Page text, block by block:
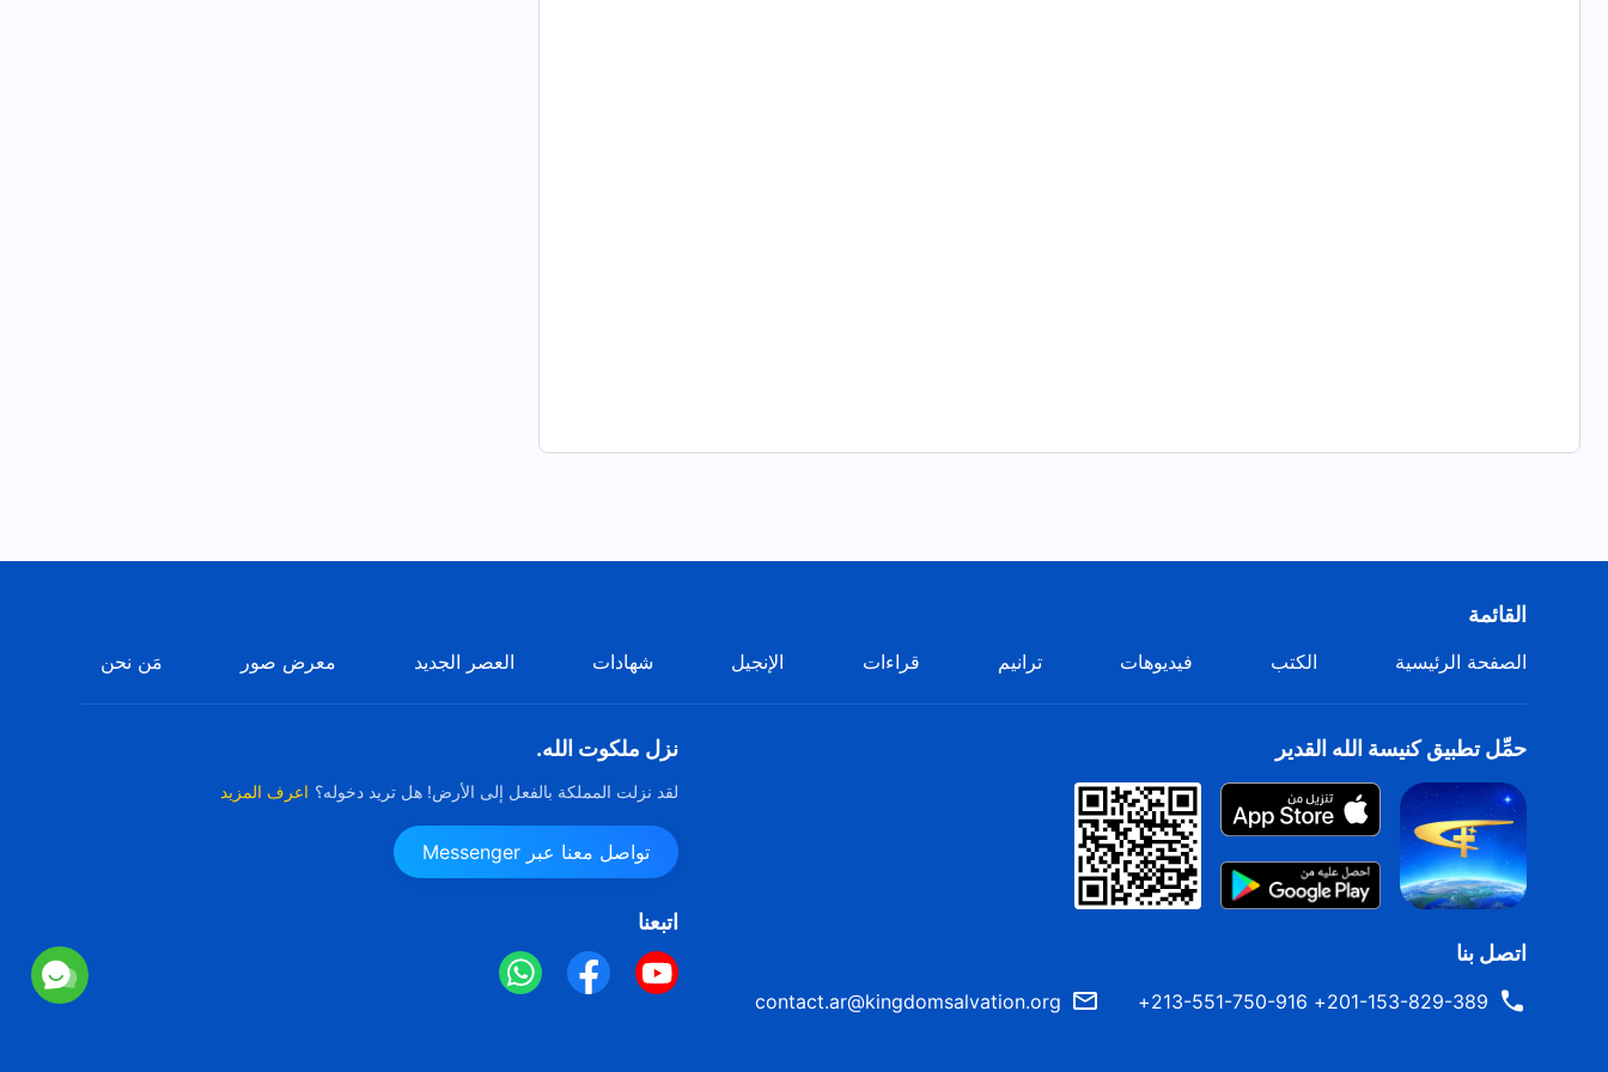
القائمة
الصفحة الرئيسية الكتب فيديوهات ترانيم قراءات الإنجيل شهادات العصر الجديد معرض صور مَن نحن
حمِّل تطبيق كنيسة الله القدير
اتصل بنا
201-153-829-389+ 213-551-750-916+
contact.ar@kingdomsalvation.org
نزل ملكوت الله.
لقد نزلت المملكة بالفعل إلى الأرض! هل تريد دخوله؟ اعرف المزيد
تواصل معنا عبر Messenger
اتبعنا